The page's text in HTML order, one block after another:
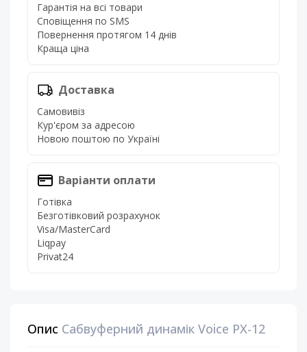
Гарантія на всі товари
Сповіщення по SMS
Повернення протягом 14 днів
Краща ціна
Доставка
Самовивіз
Кур'єром за адресою
Новою поштою по Україні
Варіанти оплати
Готівка
Безготівковий розрахунок
Visa/MasterCard
Liqpay
Privat24
Опис Сабвуферний динамік Voice PX-12